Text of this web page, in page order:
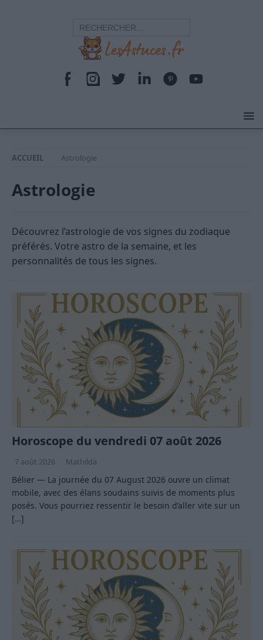
ACCUEIL Astrologie
Astrologie
Découvrez l’astrologie de vos signes du zodiaque
préférés. Votre astro de la semaine, et les
personnalités de tous les signes.
Horoscope du vendredi 07 août 2026
7 août 2026 Mathilda
Bélier — La journée du 07 August 2026 ouvre un climat
mobile, avec des élans soudains suivis de moments plus
posés. Vous pourriez ressentir le besoin d’aller vite sur un
[…]